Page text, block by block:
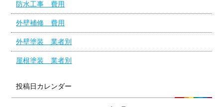
防水工事 費用
外壁補修 費用
外壁塗装 業者別
屋根塗装 業者別
投稿日カレンダー